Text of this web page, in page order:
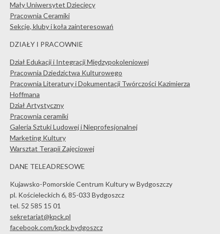
Mały Uniwersytet Dziecięcy
Pracownia Ceramiki
Sekcje, kluby i koła zainteresowań
DZIAŁY I PRACOWNIE
Dział Edukacji i Integracji Międzypokoleniowej
Pracownia Dziedzictwa Kulturowego
Pracownia Literatury i Dokumentacji Twórczości Kazimierza
Hoffmana
Dział Artystyczny
Pracownia ceramiki
Galeria Sztuki Ludowej i Nieprofesjonalnej
Marketing Kultury
Warsztat Terapii Zajęciowej
DANE TELEADRESOWE
Kujawsko-Pomorskie Centrum Kultury w Bydgoszczy
pl. Kościeleckich 6, 85-033 Bydgoszcz
tel. 52 585 15 01
sekretariat@kpck.pl
facebook.com/kpck.bydgoszcz